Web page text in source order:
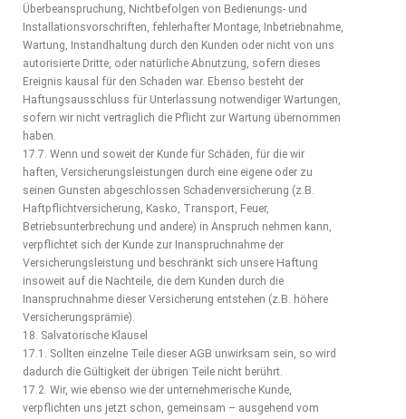
Überbeanspruchung, Nichtbefolgen von Bedienungs- und
Installationsvorschriften, fehlerhafter Montage, Inbetriebnahme,
Wartung, Instandhaltung durch den Kunden oder nicht von uns
autorisierte Dritte, oder natürliche Abnutzung, sofern dieses
Ereignis kausal für den Schaden war. Ebenso besteht der
Haftungsausschluss für Unterlassung notwendiger Wartungen,
sofern wir nicht vertraglich die Pflicht zur Wartung übernommen
haben.
17.7. Wenn und soweit der Kunde für Schäden, für die wir
haften, Versicherungsleistungen durch eine eigene oder zu
seinen Gunsten abgeschlossen Schadenversicherung (z.B.
Haftpflichtversicherung, Kasko, Transport, Feuer,
Betriebsunterbrechung und andere) in Anspruch nehmen kann,
verpflichtet sich der Kunde zur Inanspruchnahme der
Versicherungsleistung und beschränkt sich unsere Haftung
insoweit auf die Nachteile, die dem Kunden durch die
Inanspruchnahme dieser Versicherung entstehen (z.B. höhere
Versicherungsprämie).
18. Salvatorische Klausel
17.1. Sollten einzelne Teile dieser AGB unwirksam sein, so wird
dadurch die Gültigkeit der übrigen Teile nicht berührt.
17.2. Wir, wie ebenso wie der unternehmerische Kunde,
verpflichten uns jetzt schon, gemeinsam – ausgehend vom